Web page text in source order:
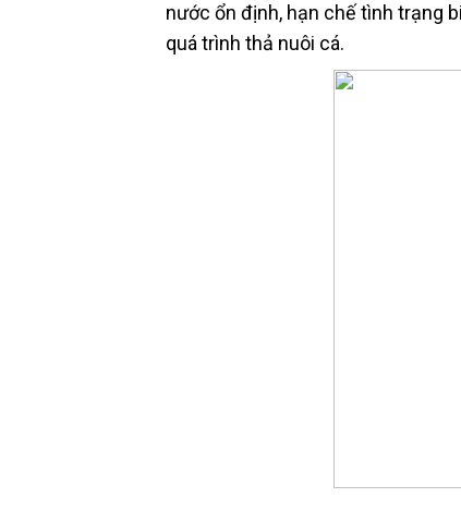
nước ổn định, hạn chế tình trạng
quá trình thả nuôi cá.